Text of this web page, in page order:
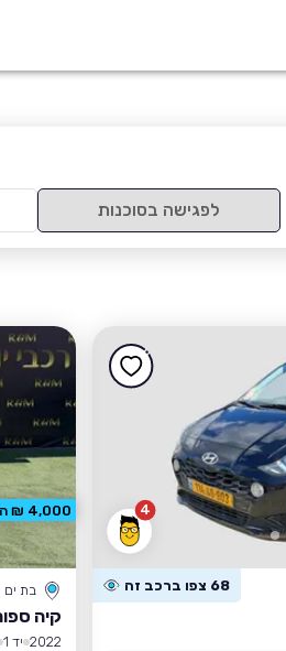
לפגישה בסוכנות
4
68 צפו ברכב זה בת ים
קיה
2022 יד 1
4,000 ₪ הנחה